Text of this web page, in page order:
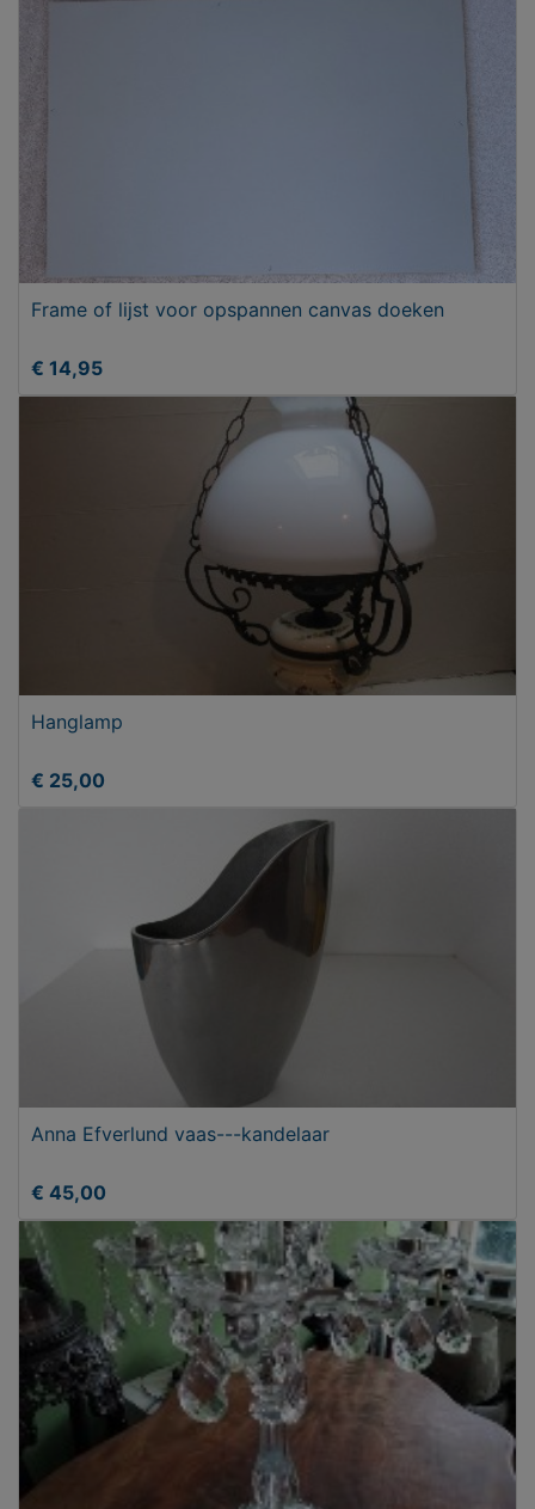
Frame of lijst voor opspannen canvas doeken
€ 14,95
Hanglamp
€ 25,00
Anna Efverlund vaas---kandelaar
€ 45,00